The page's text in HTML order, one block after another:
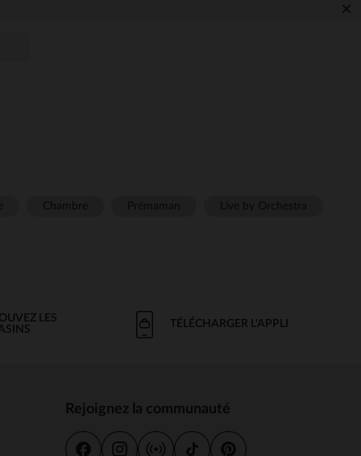
×
LES
TÉLÉCHARGER L'APPLI
Rejoignez la communauté